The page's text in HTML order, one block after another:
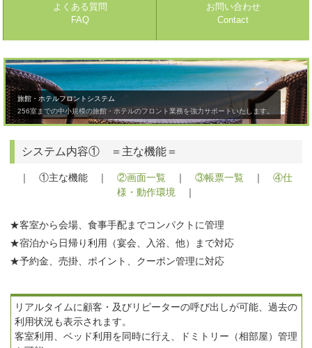
よくある質問
FAQ
お問い合わせ
Contact
旅館・ホテルフロントシステム
256室までの中小規模の旅館・ホテルのフロント業務を強力サポートいたします。
システム内容① ＝主な機能＝
｜ ①主な機能 ｜ ②画面一覧 ｜ ③帳票一覧 ｜ ④仕
様・動作環境 ｜
★客室から会場、食事手配までコンパクトに管理
★宿泊から日帰り利用（宴会、入浴、他）まで対応
★予約金、売掛、ポイント、クーポン管理に対応
リアルタイムに顧客・及びリピーターの呼び出しが可能、過去の
利用状況も表示されます。
客室利用、ベッド利用を同時に行え、ドミトリー（相部屋）管理